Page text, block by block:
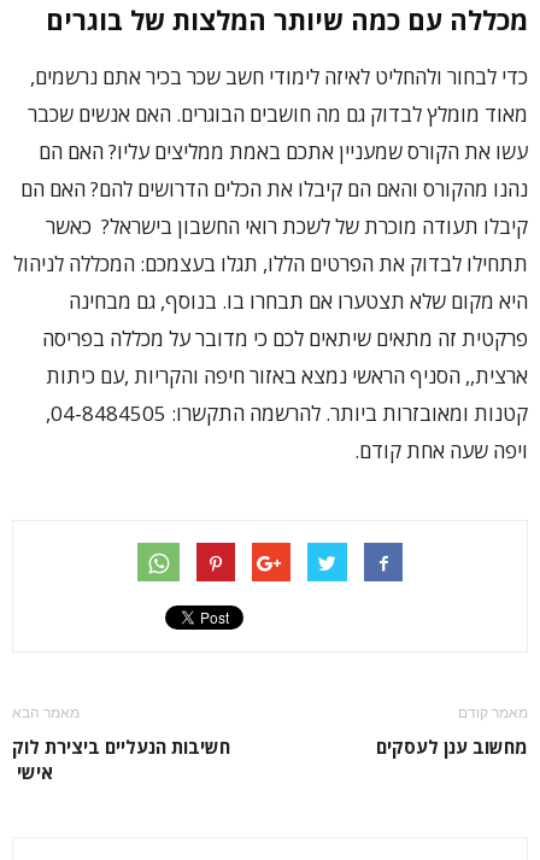
מכללה עם כמה שיותר המלצות של בוגרים
כדי לבחור ולהחליט לאיזה לימודי חשב שכר בכיר אתם נרשמים,
מאוד מומלץ לבדוק גם מה חושבים הבוגרים. האם אנשים שכבר
עשו את הקורס שמעניין אתכם באמת ממליצים עליו? האם הם
נהנו מהקורס והאם הם קיבלו את הכלים הדרושים להם? האם הם
קיבלו תעודה מוכרת של לשכת רואי החשבון בישראל? כאשר
תתחילו לבדוק את הפרטים הללו, תגלו בעצמכם: המכללה לניהול
היא מקום שלא תצטערו אם תבחרו בו. בנוסף, גם מבחינה
פרקטית זה מתאים שיתאים לכם כי מדובר על מכללה בפריסה
ארצית,, הסניף הראשי נמצא באזור חיפה והקריות ,עם כיתות
קטנות ומאובזרות ביותר. להרשמה התקשרו: 04-8484505,
ויפה שעה אחת קודם.
מאמר קודם
מחשוב ענן לעסקים
מאמר הבא
חשיבות הנעליים ביצירת לוק
אישי